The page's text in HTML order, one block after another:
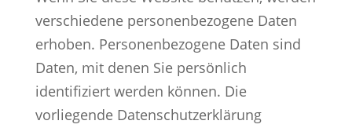
verschiedene personenbezogene Daten
erhoben. Personenbezogene Daten sind
Daten, mit denen Sie persönlich
identifiziert werden können. Die
vorliegende Datenschutzerklärung